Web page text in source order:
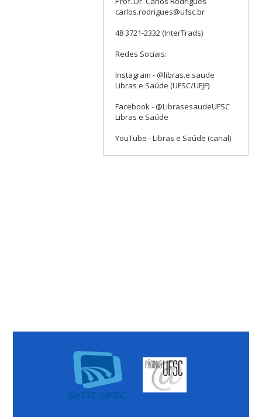
carlos.rodrigues@ufsc.br
48 3721-2332 (InterTrads)
Redes Sociais:
Instagram - @libras.e.saude
Libras e Saúde (UFSC/UFJF)
Facebook - @LibrasesaudeUFSC
Libras e Saúde
YouTube - Libras e Saúde (canal)